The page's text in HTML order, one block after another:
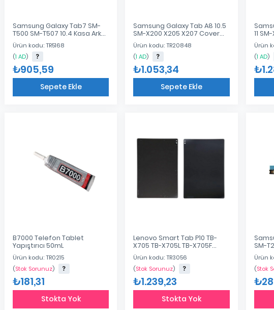
Samsung Galaxy Tab7 SM-
T500 SM-T507 10.4 Kasa Arka
Kapak Siyah
Ürün kodu: TR5168
(1 AD)
₺905,59
Sepete Ekle
Samsung Galaxy Tab A8 10.5
SM-X200 X205 X207 Cover
Kasa
Ürün kodu: TR20848
(1 AD)
₺1.053,34
Sepete Ekle
11
Kasa
Ürün
(1 AD)
B7000 Telefon Tablet
Yapıştırıcı 50mL
Ürün kodu: TR0215
(Stok Sorunuz)
₺181,31
Stokta Yok
Lenovo Smart Tab P10 TB-
X705 TB-X705L TB-X705F
Batarya Cover Arka Kapak
Ürün kodu: TR3056
(Stok Sorunuz)
₺1.239,23
Stokta Yok
SM-
Ürün
(Stok